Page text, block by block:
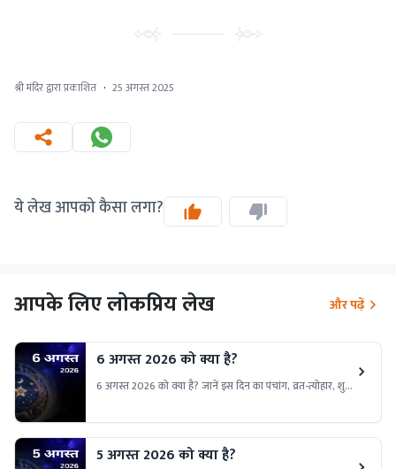
श्री मंदिर द्वारा प्रकाशित · 25 अगस्त 2025
ये लेख आपको कैसा लगा?
आपके लिए लोकप्रिय लेख और पढ़ें
6 अगस्त 2026 को क्या है?
6 अगस्त 2026 को क्या है? जानें इस दिन का पंचांग, व्रत-त्योहार, शुभ
महत्व से जुड़ी हर जरूरी जानकारी विस्तार से पढ़ें।
5 अगस्त 2026 को क्या है?